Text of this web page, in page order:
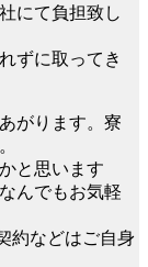
にて負担致し
ずに取ってき
がります。寮
と思います
んでもお気軽
約などはご自身